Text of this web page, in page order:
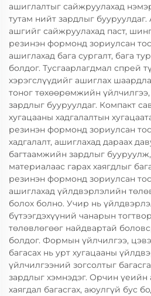
ашиглалтыг сайжруулахад
тутам нийт зардлыг
ашгийг сайжруулахад паст,
резинэн формонд зориулсан
ашиглахад бага сургалт, бага
болдог. Тусгаарлагдмал спрей
хэрэгслүүдийг ашиглах
тоног төхөөрөмжийн
зардлыг бууруулдаг. Компакт
хугацааны хадгалалтын
резинэн формонд зориулсан
хадгалалт, ашиглахад дараах
багтаамжийн зардлыг бууруулж,
материалаас гарах хаягдлыг
резинэн формонд зориулсан
ашиглахад үйлдвэрлэлийн
болох болно. Учир нь
бүтээгдэхүүний чанарын
төлөвлөгөөг найдвартай
болдог. Формын үйлчилгээ,
багасах нь урт хугацааны
үйлчилгээний зогсолтыг
зардлыг хэмнэдэг. Орчин
хаягдал багасгах, аюулгүй бус